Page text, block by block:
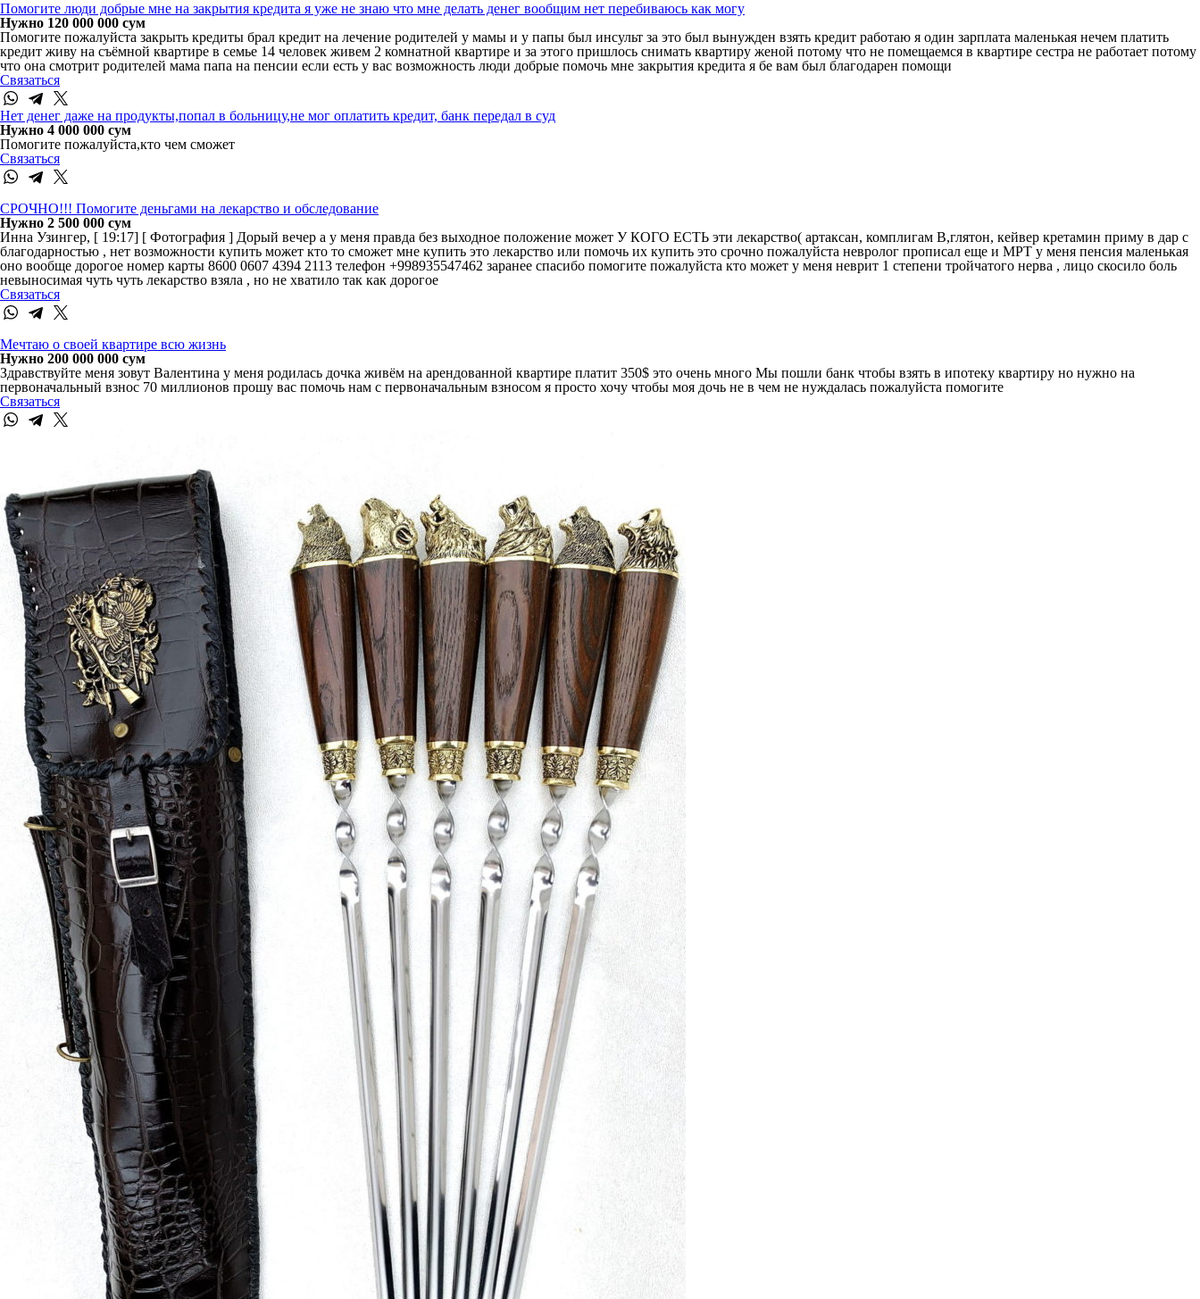
Помогите люди добрые мне на закрытия кредита я уже не знаю что мне делать денег вообщим нет перебиваюсь как могу
Нужно 120 000 000 сум
Помогите пожалуйста закрыть кредиты брал кредит на лечение родителей у мамы и у папы был инсульт за это был вынужден взять кредит работаю я один зарплата маленькая нечем платить
кредит живу на съёмной квартире в семье 14 человек живем 2 комнатной квартире и за этого пришлось снимать квартиру женой потому что не помещаемся в квартире сестра не работает потому
что она смотрит родителей мама папа на пенсии если есть у вас возможность люди добрые помочь мне закрытия кредита я бе вам был благодарен помощи
Связаться
Нет денег даже на продукты,попал в больницу,не мог оплатить кредит, банк передал в суд
Нужно 4 000 000 сум
Помогите пожалуйста,кто чем сможет
Связаться
СРОЧНО!!! Помогите деньгами на лекарство и обследование
Нужно 2 500 000 сум
Инна Узингер, [ 19:17] [ Фотография ] Дорый вечер а у меня правда без выходное положение может У КОГО ЕСТЬ эти лекарство( артаксан, комплигам В,глятон, кейвер кретамин приму в дар с
благодарностью , нет возможности купить может кто то сможет мне купить это лекарство или помочь их купить это срочно пожалуйста невролог прописал еще и МРТ у меня пенсия маленькая
оно вообще дорогое номер карты 8600 0607 4394 2113 телефон +998935547462 заранее спасибо помогите пожалуйста кто может у меня неврит 1 степени тройчатого нерва , лицо скосило боль
невыносимая чуть чуть лекарство взяла , но не хватило так как дорогое
Связаться
Мечтаю о своей квартире всю жизнь
Нужно 200 000 000 сум
Здравствуйте меня зовут Валентина у меня родилась дочка живём на арендованной квартире платит 350$ это очень много Мы пошли банк чтобы взять в ипотеку квартиру но нужно на
первоначальный взнос 70 миллионов прошу вас помочь нам с первоначальным взносом я просто хочу чтобы моя дочь не в чем не нуждалась пожалуйста помогите
Связаться